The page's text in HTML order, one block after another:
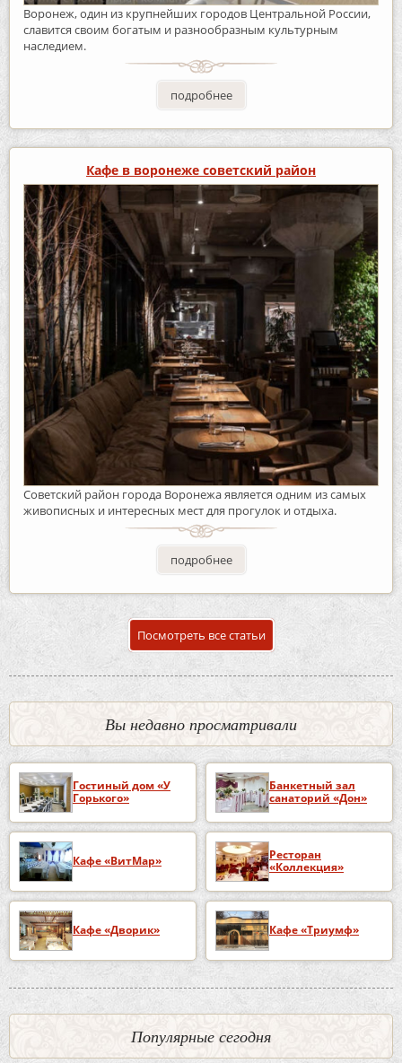
Воронеж, один из крупнейших городов Центральной России,
славится своим богатым и разнообразным культурным
наследием.
подробнее
Кафе в воронеже советский район
Советский район города Воронежа является одним из самых
живописных и интересных мест для прогулок и отдыха.
подробнее
Посмотреть все статьи
Вы недавно просматривали
Гостиный дом «У
Горького»
Банкетный зал
санаторий «Дон»
Кафе «ВитМар»
Ресторан
«Коллекция»
Кафе «Дворик» Кафе «Триумф»
Популярные сегодня